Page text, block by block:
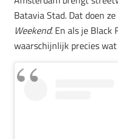
Batavia Stad. Dat doen
Weekend’. En als je
waarschijnlijk precies